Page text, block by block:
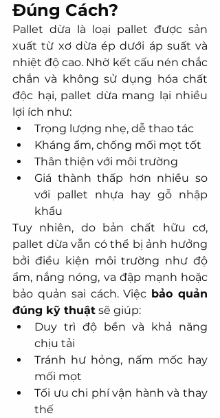
Đúng Cách?
Pallet dừa là loại pallet được sản
xuất từ xơ dừa ép dưới áp suất và
nhiệt độ cao. Nhờ kết cấu nén chắc
chắn và không sử dụng hóa chất
độc hại, pallet dừa mang lại nhiều
lợi ích như:
Trọng lượng nhẹ, dễ thao tác
Kháng ẩm, chống mối mọt tốt
Thân thiện với môi trường
Giá thành thấp hơn nhiều so
với pallet nhựa hay gỗ nhập
khẩu
Tuy nhiên, do bản chất hữu cơ,
pallet dừa vẫn có thể bị ảnh hưởng
bởi điều kiện môi trường như độ
ẩm, nắng nóng, va đập mạnh hoặc
bảo quản sai cách. Việc bảo quản
đúng kỹ thuật sẽ giúp:
Duy trì độ bền và khả năng
chịu tải
Tránh hư hỏng, nấm mốc hay
mối mọt
Tối ưu chi phí vận hành và thay
thế